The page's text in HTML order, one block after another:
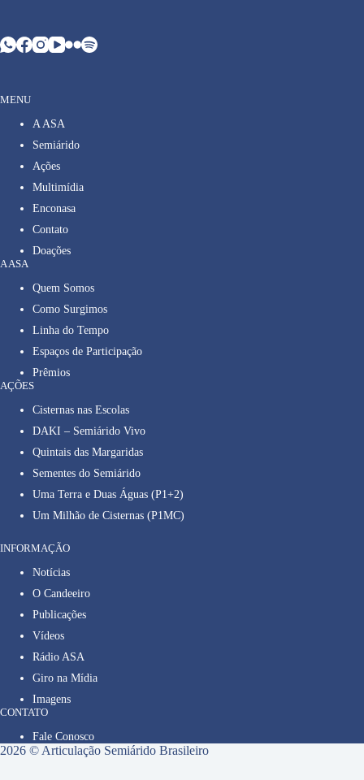
MENU
A ASA
Semiárido
Ações
Multimídia
Enconasa
Contato
Doações
A ASA
Quem Somos
Como Surgimos
Linha do Tempo
Espaços de Participação
Prêmios
AÇÕES
Cisternas nas Escolas
DAKI – Semiárido Vivo
Quintais das Margaridas
Sementes do Semiárido
Uma Terra e Duas Águas (P1+2)
Um Milhão de Cisternas (P1MC)
INFORMAÇÃO
Notícias
O Candeeiro
Publicações
Vídeos
Rádio ASA
Giro na Mídia
Imagens
CONTATO
Fale Conosco
2026 © Articulação Semiárido Brasileiro